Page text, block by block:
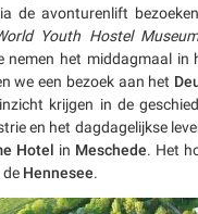
de avonturenlift
Youth Hostel Museum
nemen het middagmaal in
we een bezoek aan het
krijgen in de
en het dagdagelijkse
Hotel in Meschede. Het
de Hennesee.